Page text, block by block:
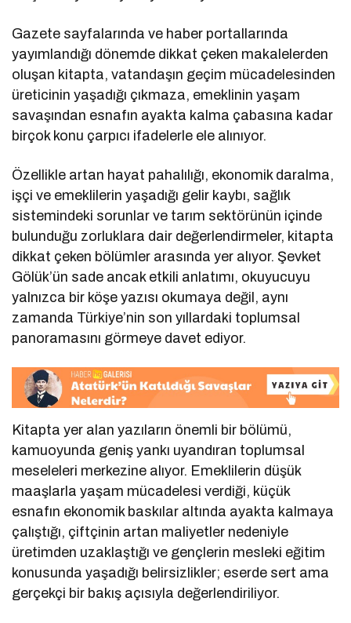
Gazete sayfalarında ve haber portallarında
yayımlandığı dönemde dikkat çeken makalelerden
oluşan kitapta, vatandaşın geçim mücadelesinden
üreticinin yaşadığı çıkmaza, emeklinin yaşam
savaşından esnafın ayakta kalma çabasına kadar
birçok konu çarpıcı ifadelerle ele alınıyor.
Özellikle artan hayat pahalılığı, ekonomik daralma,
işçi ve emeklilerin yaşadığı gelir kaybı, sağlık
sistemindeki sorunlar ve tarım sektörünün içinde
bulunduğu zorluklara dair değerlendirmeler, kitapta
dikkat çeken bölümler arasında yer alıyor. Şevket
Gölük’ün sade ancak etkili anlatımı, okuyucuyu
yalnızca bir köşe yazısı okumaya değil, aynı
zamanda Türkiye’nin son yıllardaki toplumsal
panoramasını görmeye davet ediyor.
Kitapta yer alan yazıların önemli bir bölümü,
kamuoyunda geniş yankı uyandıran toplumsal
meseleleri merkezine alıyor. Emeklilerin düşük
maaşlarla yaşam mücadelesi verdiği, küçük
esnafın ekonomik baskılar altında ayakta kalmaya
çalıştığı, çiftçinin artan maliyetler nedeniyle
üretimden uzaklaştığı ve gençlerin mesleki eğitim
konusunda yaşadığı belirsizlikler; eserde sert ama
gerçekçi bir bakış açısıyla değerlendiriliyor.